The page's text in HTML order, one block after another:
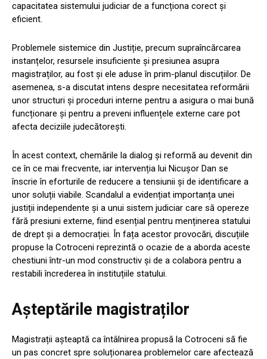
capacitatea sistemului judiciar de a funcționa corect și
eficient.
Problemele sistemice din Justiție, precum supraîncărcarea
instanțelor, resursele insuficiente și presiunea asupra
magistraților, au fost și ele aduse în prim-planul discuțiilor. De
asemenea, s-a discutat intens despre necesitatea reformării
unor structuri și proceduri interne pentru a asigura o mai bună
funcționare și pentru a preveni influențele externe care pot
afecta deciziile judecătorești.
În acest context, chemările la dialog și reformă au devenit din
ce în ce mai frecvente, iar intervenția lui Nicușor Dan se
înscrie în eforturile de reducere a tensiunii și de identificare a
unor soluții viabile. Scandalul a evidențiat importanța unei
justiții independente și a unui sistem judiciar care să opereze
fără presiuni externe, fiind esențial pentru menținerea statului
de drept și a democrației. În fața acestor provocări, discuțiile
propuse la Cotroceni reprezintă o ocazie de a aborda aceste
chestiuni într-un mod constructiv și de a colabora pentru a
restabili încrederea în instituțiile statului.
Așteptările magistraților
Magistrații așteaptă ca întâlnirea propusă la Cotroceni să fie
un pas concret spre soluționarea problemelor care afectează